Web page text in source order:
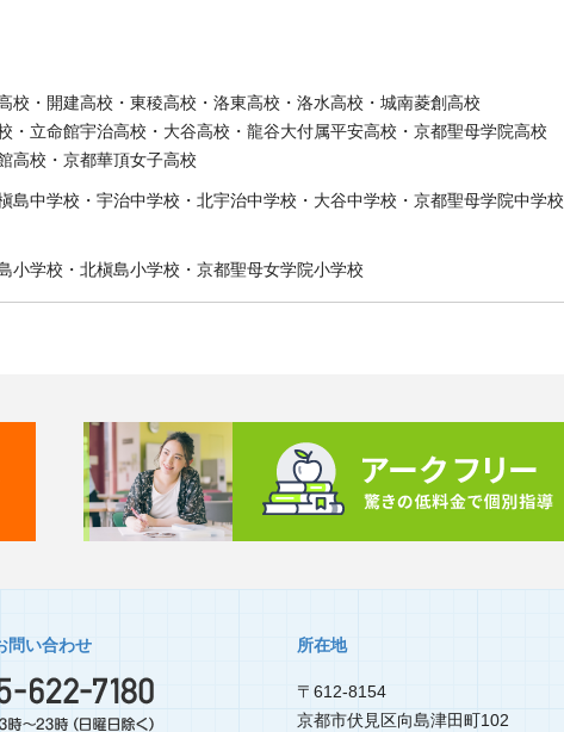
・開建高校・東稜高校・洛東高校・洛水高校・城南菱創高校
立命館宇治高校・大谷高校・龍谷大付属平安高校・京都聖母学院高校
高校・京都華頂女子高校
中学校・宇治中学校・北宇治中学校・大谷中学校・京都聖母学院中学校
小学校・北槇島小学校・京都聖母女学院小学校
問い合わせ 所在地
〒612-8154
京都市伏見区向島津田町102